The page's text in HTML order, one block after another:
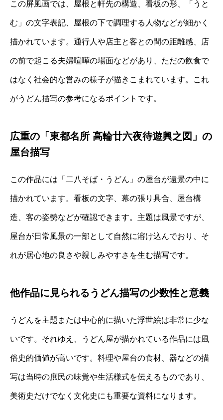
この屏風画では、屋根と軒先の構造、看板の形、「うと
む」の文字表記、屋根の下で調理する人物などが細かく
描かれています。通行人や店主と客との間の距離感、店
の前で起こる夫婦喧嘩の場面などがあり、ただの飲食で
はなく社会的な営みの様子が描きこまれています。これ
がうどん描写の参考になるポイントです。
広重の「東都名所 高輪廿六夜待遊興之図」の
屋台描写
この作品には「二八そば・うどん」の屋台が遠景の中に
描かれています。看板の文字、幕の張り具合、屋台構
造、客の姿勢などが確認できます。主題は風景ですが、
屋台が日常風景の一部として自然に溶け込んでおり、そ
れが居心地の良さや親しみやすさを生む描写です。
他作品に見られるうどん描写の少数性と意義
うどんを主題または中心的に描いた浮世絵は非常に少な
いです。それゆえ、うどん屋が描かれている作品には風
俗史的価値が高いです。料理や屋台の食材、器などの描
写は当時の庶民の味覚や生活様式を伝えるものであり、
美術史だけでなく文化史にも重要な資料になります。